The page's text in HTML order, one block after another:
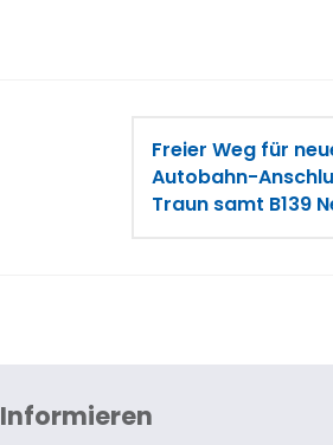
Freier Weg für
Autobahn-
Traun samt B139
Informieren